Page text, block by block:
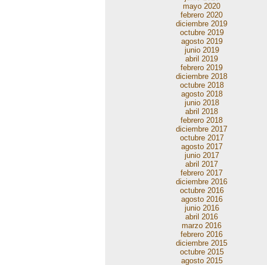
mayo 2020
febrero 2020
diciembre 2019
octubre 2019
agosto 2019
junio 2019
abril 2019
febrero 2019
diciembre 2018
octubre 2018
agosto 2018
junio 2018
abril 2018
febrero 2018
diciembre 2017
octubre 2017
agosto 2017
junio 2017
abril 2017
febrero 2017
diciembre 2016
octubre 2016
agosto 2016
junio 2016
abril 2016
marzo 2016
febrero 2016
diciembre 2015
octubre 2015
agosto 2015